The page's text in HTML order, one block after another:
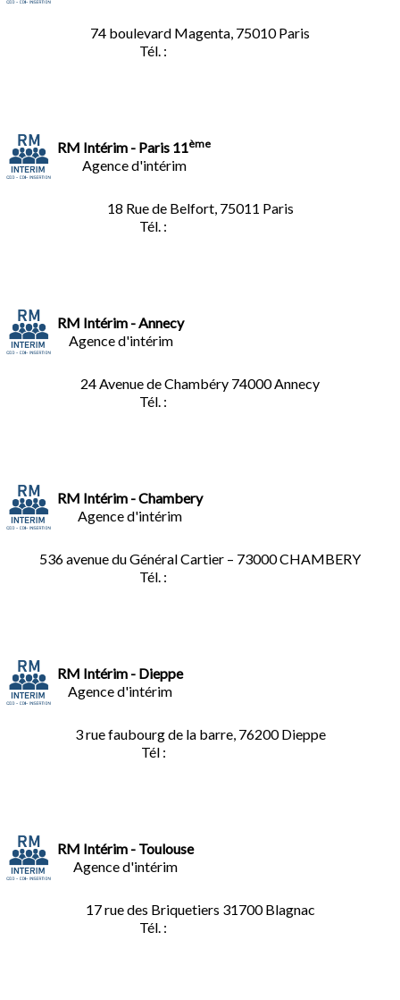
74 boulevard Magenta, 75010 Paris
Tél. :
RM Intérim - Paris 11ème
Agence d'intérim
18 Rue de Belfort, 75011 Paris
Tél. :
RM Intérim - Annecy
Agence d'intérim
24 Avenue de Chambéry 74000 Annecy
Tél. :
RM Intérim - Chambery
Agence d'intérim
536 avenue du Général Cartier – 73000 CHAMBERY
Tél. :
RM Intérim - Dieppe
Agence d'intérim
3 rue faubourg de la barre, 76200 Dieppe
Tél :
RM Intérim - Toulouse
Agence d'intérim
17 rue des Briquetiers 31700 Blagnac
Tél. :